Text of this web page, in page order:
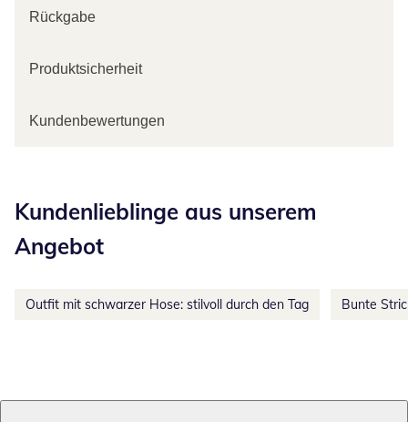
Rückgabe
Produktsicherheit
Kundenbewertungen
Kundenlieblinge aus unserem
Angebot
Outfit mit schwarzer Hose: stilvoll durch den Tag Bunte